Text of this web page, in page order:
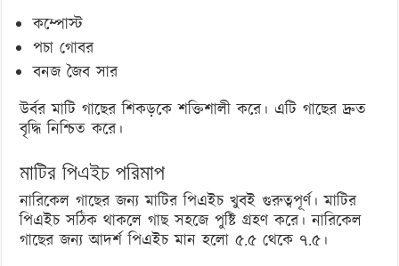
কম্পোস্ট
পচা গোবর
বনজ জৈব সার
উর্বর মাটি গাছের শিকড়কে শক্তিশালী করে। এটি গাছের দ্রুত
বৃদ্ধি নিশ্চিত করে।
মাটির পিএইচ পরিমাপ
নারিকেল গাছের জন্য মাটির পিএইচ খুবই গুরুত্বপূর্ণ। মাটির
পিএইচ সঠিক থাকলে গাছ সহজে পুষ্টি গ্রহণ করে। নারিকেল
গাছের জন্য আদর্শ পিএইচ মান হলো ৫.৫ থেকে ৭.৫।